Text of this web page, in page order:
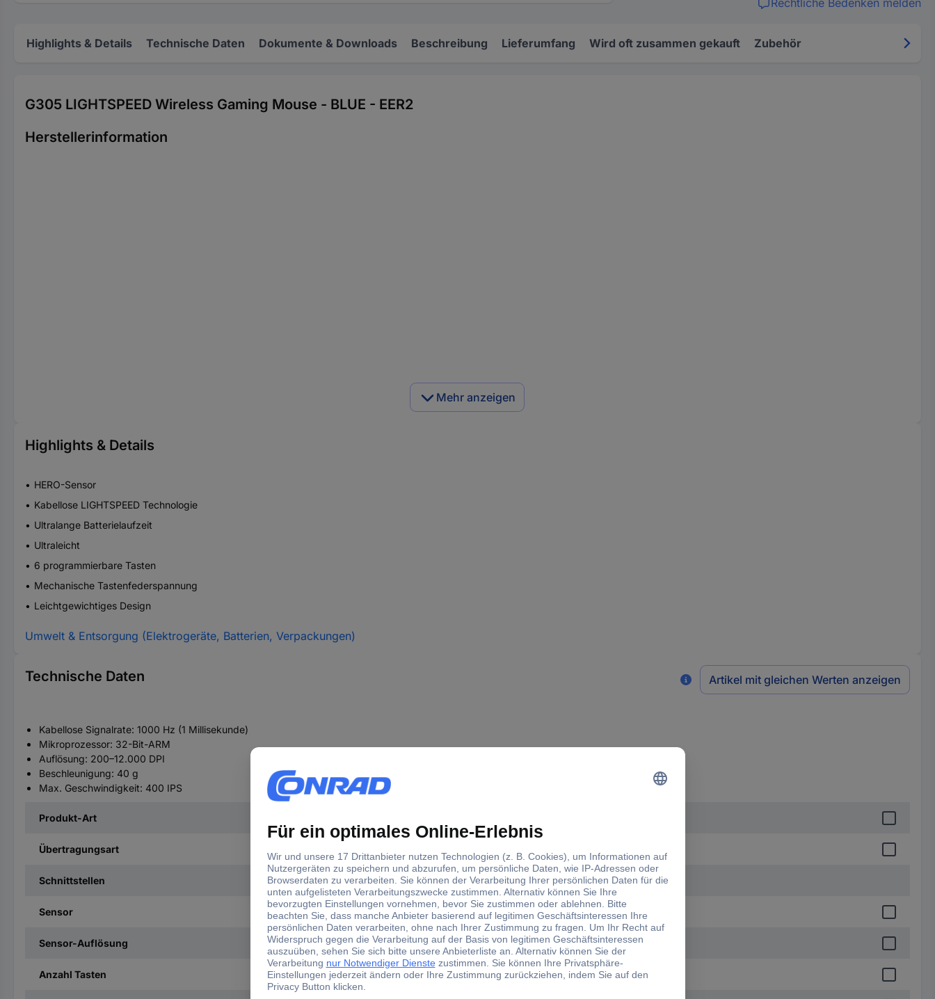
Rechtliche Bedenken melden
Highlights & Details Technische Daten Dokumente & Downloads Beschreibung Lieferumfang Wird oft zusammen gekauft Zubehör
G305 LIGHTSPEED Wireless Gaming Mouse - BLUE - EER2
Herstellerinformation
Mehr anzeigen
Highlights & Details
HERO-Sensor
Kabellose LIGHTSPEED Technologie
Ultralange Batterielaufzeit
Ultraleicht
6 programmierbare Tasten
Mechanische Tastenfederspannung
Leichtgewichtiges Design
Umwelt & Entsorgung (Elektrogeräte, Batterien, Verpackungen)
Technische Daten Artikel mit gleichen Werten anzeigen
Kabellose Signalrate: 1000 Hz (1 Millisekunde)
Mikroprozessor: 32-Bit-ARM
Auflösung: 200–12.000 DPI
Beschleunigung: 40 g
Max. Geschwindigkeit: 400 IPS
Produkt-Art
Übertragungsart
Schnittstellen USB
Sensor Optisch
Sensor-Auflösung 12000 dpi
Anzahl Tasten 6 Tasten